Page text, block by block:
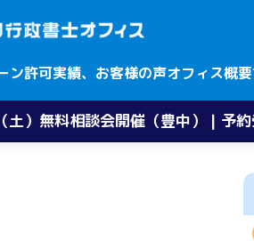
ン許可実績、お客様の声オフィス概要
）無料相談会開催（豊中） | 予約